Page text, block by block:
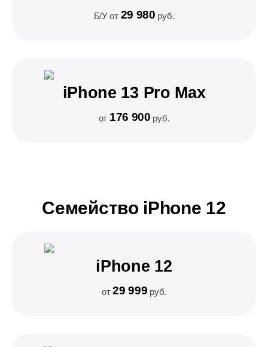
Б/У от 29 980 руб.
iPhone 13 Pro Max
от 176 900 руб.
Семейство iPhone 12
iPhone 12
от29 999 руб.